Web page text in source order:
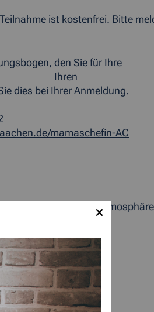
ist kostenfrei. Bitte
den Sie für Ihre
zu Ihren
dies bei Ihrer Anmeldung.
mamaschefin-AC
sich in entspannter Atmosphäre